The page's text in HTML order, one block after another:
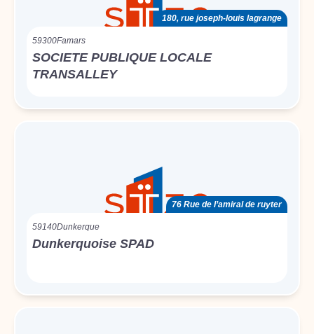
180, rue joseph-louis lagrange
59300Famars
SOCIETE PUBLIQUE LOCALE
TRANSALLEY
76 Rue de l’amiral de ruyter
59140Dunkerque
Dunkerquoise SPAD